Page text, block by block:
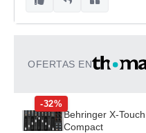
OFERTAS EN
-32%
Behringer X-Touch
Compact